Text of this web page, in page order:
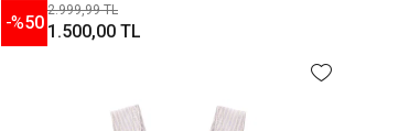
-%50
2.999,99 TL
1.500,00 TL